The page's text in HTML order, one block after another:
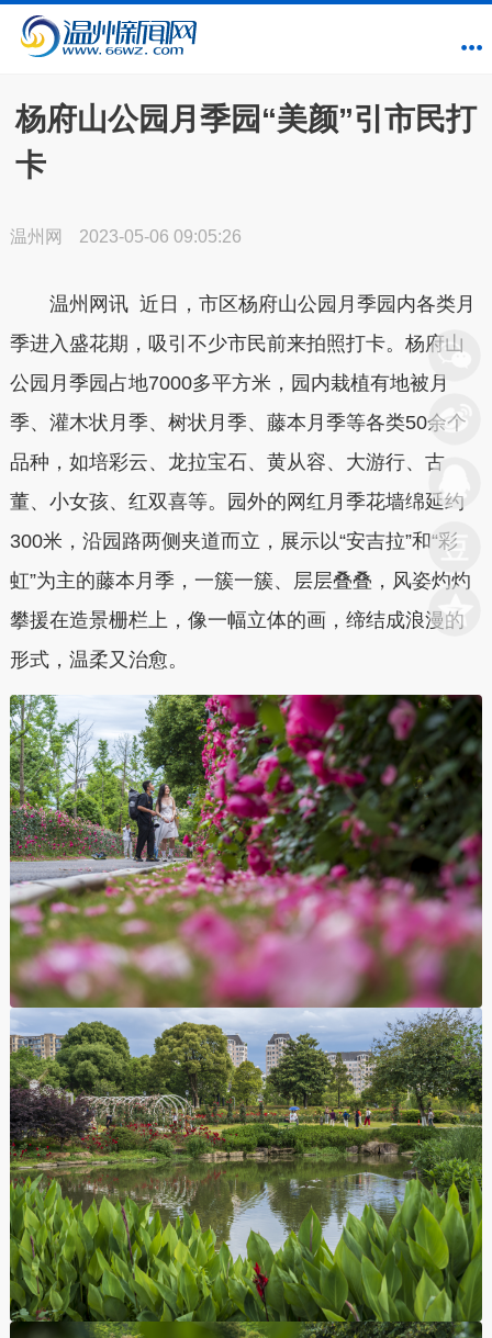
杨府山公园月季园“美颜”引市民打
卡
温州网 2023-05-06 09:05:26
温州网讯 近日，市区杨府山公园月季园内各类月
季进入盛花期，吸引不少市民前来拍照打卡。杨府山
公园月季园占地7000多平方米，园内栽植有地被月
季、灌木状月季、树状月季、藤本月季等各类50余个
品种，如培彩云、龙拉宝石、黄从容、大游行、古
董、小女孩、红双喜等。园外的网红月季花墙绵延约
300米，沿园路两侧夹道而立，展示以“安吉拉”和“彩
虹”为主的藤本月季，一簇一簇、层层叠叠，风姿灼灼
攀援在造景栅栏上，像一幅立体的画，缔结成浪漫的
形式，温柔又治愈。